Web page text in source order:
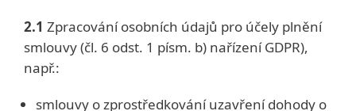
2.1 Zpracování osobních údajů pro účely plnění
smlouvy (čl. 6 odst. 1 písm. b) nařízení GDPR),
např.:
smlouvy o zprostředkování uzavření dohody o